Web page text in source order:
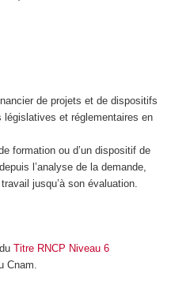
de projets et de dispositifs
et réglementaires en
formation ou d’un dispositif de
l’analyse de la demande,
jusqu’à son évaluation.
Titre RNCP Niveau 6
Cnam.